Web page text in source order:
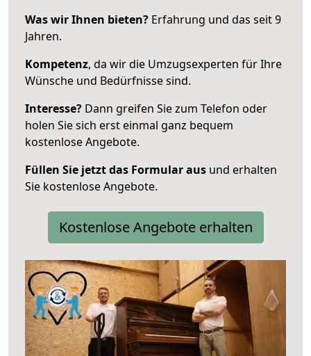
Was wir Ihnen bieten? Erfahrung und das seit 9
Jahren.
Kompetenz, da wir die Umzugsexperten für Ihre
Wünsche und Bedürfnisse sind.
Interesse? Dann greifen Sie zum Telefon oder
holen Sie sich erst einmal ganz bequem
kostenlose Angebote.
Füllen Sie jetzt das Formular aus und erhalten
Sie kostenlose Angebote.
Kostenlose Angebote erhalten